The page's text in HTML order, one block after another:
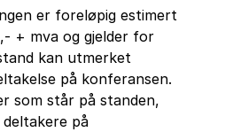
er foreløpig estimert
+ mva og gjelder for
kan utmerket
på konferansen.
som står på standen,
deltakere på